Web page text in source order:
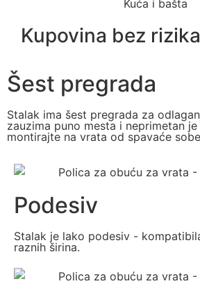
Kupovina bez rizika
Šest pregrada
Stalak ima šest pregrada za
zauzima puno mesta i neprimetan
montirajte na vrata od spavaće
Podesiv
Stalak je lako podesiv -
raznih širina.